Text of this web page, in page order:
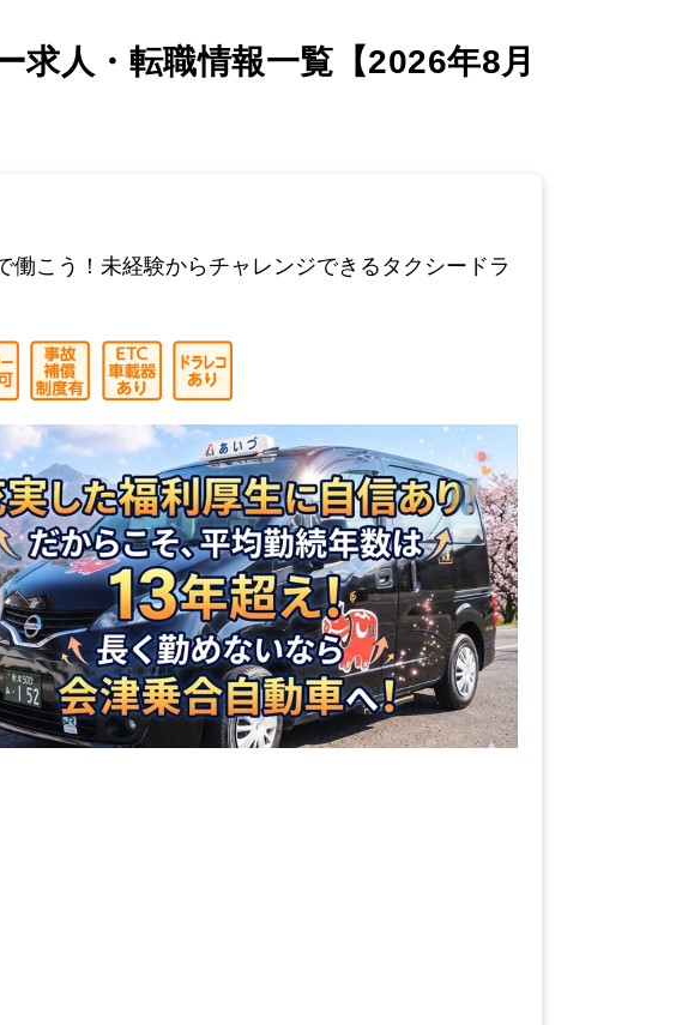
人・転職情報一覧【2026年8月
こう！未経験からチャレンジできるタクシードラ